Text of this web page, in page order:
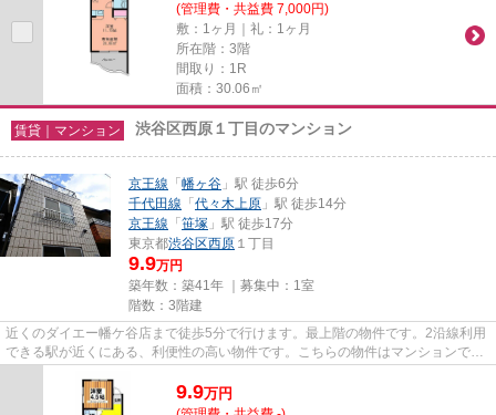
(管理費・共益費 7,000円)
敷：1ヶ月｜礼：1ヶ月
所在階：3階
間取り：1R
面積：30.06㎡
賃貸｜マンション 渋谷区西原１丁目のマンション
京王線 「幡ヶ谷 」駅 徒歩6分
千代田線 「代々木上原 」駅 徒歩14分
京王線 「笹塚 」駅 徒歩17分
東京都渋谷区西原 １丁目
9.9万円
築年数：築41年 ｜募集中： 1室
階数：3階建
近くのダイエー幡ケ谷店まで徒歩5分で行けます。最上階の物件です。2沿線利用
できる駅が近くにある、利便性の高い物件です。こちらの物件はマンションで
す。渋谷区エリアと京王線幡ヶ...
9.9万円